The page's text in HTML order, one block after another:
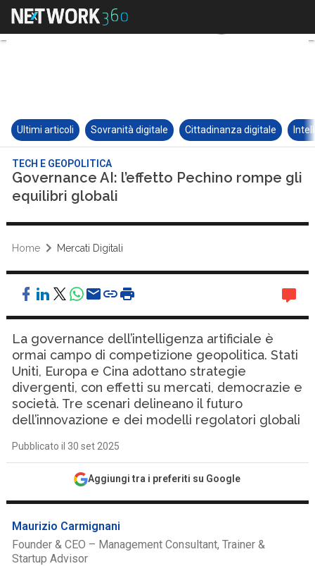
Ultimi articoli Sovranità digitale Cittadinanza digitale
TECH E GEOPOLITICA
Governance AI: l’effetto Pechino rompe gli
equilibri globali
Home Mercati Digitali
La governance dell’intelligenza artificiale è
ormai campo di competizione geopolitica. Stati
Uniti, Europa e Cina adottano strategie
divergenti, con effetti su mercati, democrazie e
società. Tre scenari delineano il futuro
dell’innovazione e dei modelli regolatori globali
Pubblicato il 30 set 2025
Aggiungi tra i preferiti su Google
Maurizio Carmignani
Founder & CEO – Management Consultant, Trainer &
Startup Advisor